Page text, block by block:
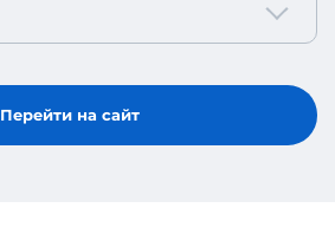
Перейти на сайт